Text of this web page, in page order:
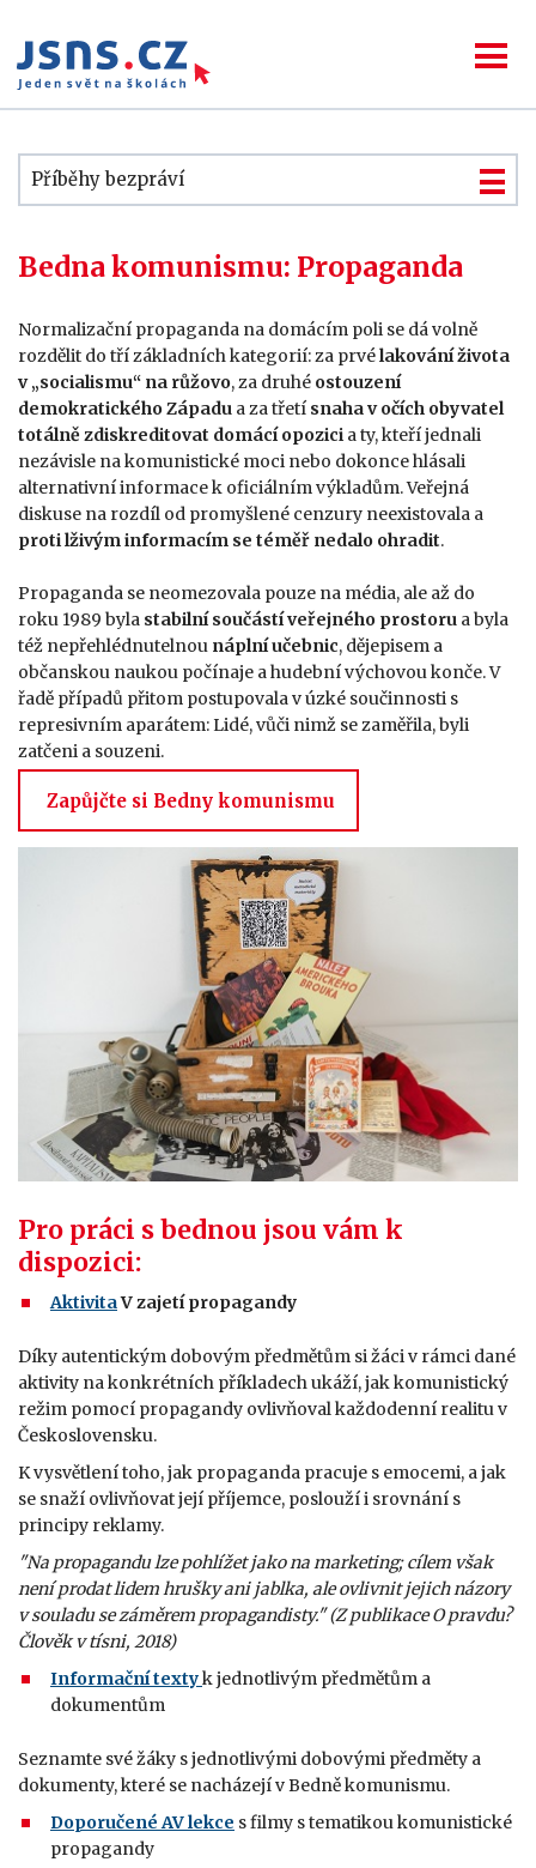
Příběhy bezpráví
Bedna komunismu: Propaganda
Normalizační propaganda na domácím poli se dá volně
rozdělit do tří základních kategorií: za prvélakování života
v „socialismu“ na růžovo, za druhé ostouzení
demokratického Západu a za třetí snaha v očích obyvatel
totálně zdiskreditovat domácí opozici a ty, kteří jednali
nezávisle na komunistické moci nebo dokonce hlásali
alternativní informace k oficiálním výkladům. Veřejná
diskuse na rozdíl od promyšlené cenzury neexistovala a
proti lživým informacím se téměř nedalo ohradit.
Propaganda se neomezovala pouze na média, ale až do
roku 1989 byla stabilní součástí veřejného prostoru a byla
též nepřehlédnutelnou náplní učebnic, dějepisem a
občanskou naukou počínaje a hudební výchovou konče. V
řadě případů přitom postupovala v úzké součinnosti s
represivním aparátem: Lidé, vůči nimž se zaměřila, byli
zatčeni a souzeni.
Zapůjčte si Bedny komunismu
Pro práci s bednou jsou vám k
dispozici:
AktivitaV zajetí propagandy
Díky autentickým dobovým předmětům si žáci v rámci dané
aktivity na konkrétních příkladech ukáží, jak komunistický
režim pomocí propagandy ovlivňoval každodenní realitu v
Československu.
K vysvětlení toho, jak propaganda pracuje s emocemi, a jak
se snaží ovlivňovat její příjemce, poslouží i srovnání s
principy reklamy.
"Na propagandu lze pohlížet jako na marketing; cílem však
není prodat lidem hrušky ani jablka, ale ovlivnit jejich názory
v souladu se záměrem propagandisty." (Z publikace O pravdu?
Člověk v tísni, 2018)
Informační textyk jednotlivým předmětům a
dokumentům
Seznamte své žáky s jednotlivými dobovými předměty a
dokumenty, které se nacházejí v Bedně komunismu.
Doporučené AV lekce s filmy s tematikou komunistické
propagandy